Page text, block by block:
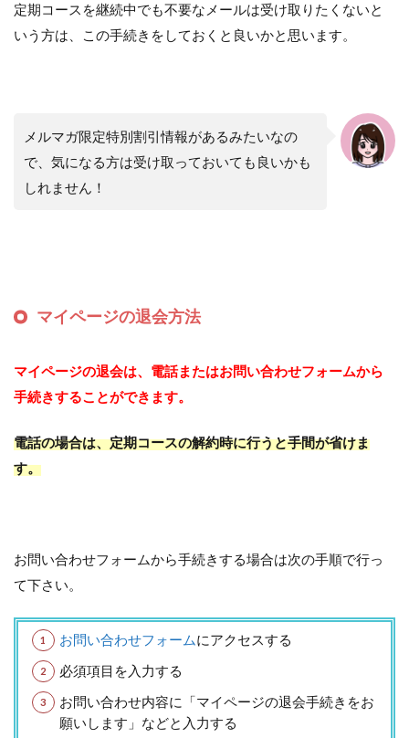
定期コースを継続中でも不要なメールは受け取りたくないと
いう方は、この手続きをしておくと良いかと思います。
メルマガ限定特別割引情報があるみたいなの
で、気になる方は受け取っておいても良いかも
しれません！
マイページの退会方法
マイページの退会は、電話またはお問い合わせフォームから
手続きすることができます。
電話の場合は、定期コースの解約時に行うと手間が省けま
す。
お問い合わせフォームから手続きする場合は次の手順で行っ
て下さい。
お問い合わせフォームにアクセスする
必須項目を入力する
お問い合わせ内容に「マイページの退会手続きをお
願いします」などと入力する